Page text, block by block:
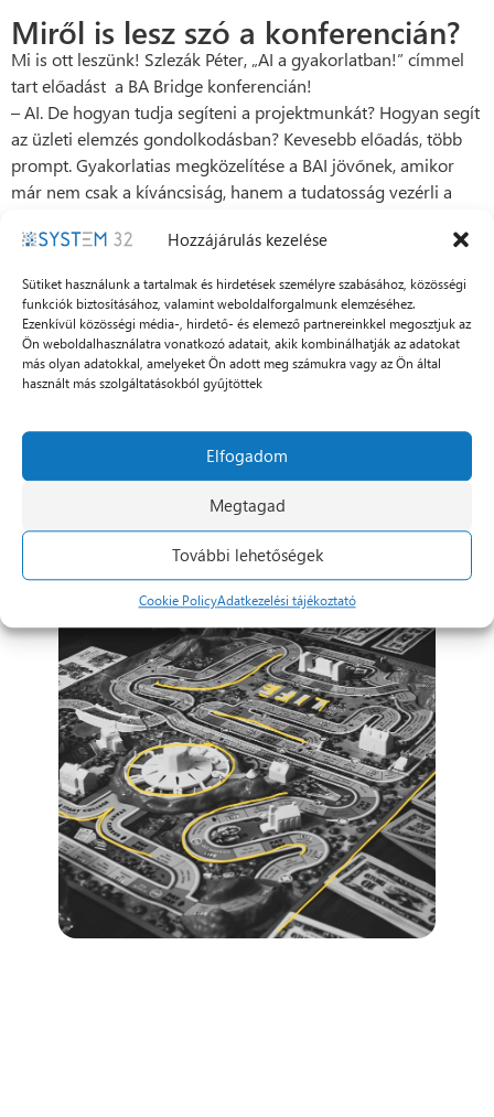
Hozzájárulás kezelése
Sütiket használunk a tartalmak és hirdetések személyre szabásához, közösségi
funkciók biztosításához, valamint weboldalforgalmunk elemzéséhez.
Ezenkívül közösségi média-, hirdető- és elemező partnereinkkel megosztjuk az
Ön weboldalhasználatra vonatkozó adatait, akik kombinálhatják az adatokat
más olyan adatokkal, amelyeket Ön adott meg számukra vagy az Ön által
használt más szolgáltatásokból gyűjtöttek
Elfogadom
Megtagad
További lehetőségek
Cookie PolicyAdatkezelési tájékoztató
Miről is lesz szó a konferencián?
Mi is ott leszünk! Szlezák Péter, „AI a gyakorlatban!” címmel
tart előadást a BA Bridge konferencián!
– AI. De hogyan tudja segíteni a projektmunkát? Hogyan segít
az üzleti elemzés gondolkodásban? Kevesebb előadás, több
prompt. Gyakorlatias megközelítése a BAI jövőnek, amikor
már nem csak a kíváncsiság, hanem a tudatosság vezérli a
– Hogyan befolyásolja a management, az IT, a felhasználók
felhasználását?
– Mi a megoldás, hogyan mozdítsuk előre a digitalizációt a
vállalati kultúrában?
– Vezetői és projektvezetői feladatok a kultúraváltás során.
Péter!
Gyere el, tedd fel a kérdéseidet Te is!
Jelentkezem a konferenciára